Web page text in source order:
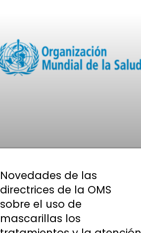
Novedades de las
directrices de la OMS
sobre el uso de
mascarillas los